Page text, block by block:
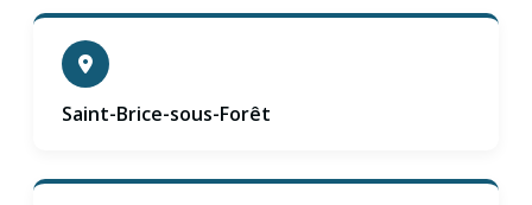
Saint-Brice-sous-Forêt